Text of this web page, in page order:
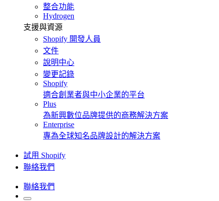
整合功能
Hydrogen
支援與資源
Shopify 開發人員
文件
說明中心
變更記錄
Shopify
適合創業者與中小企業的平台
Plus
為新興數位品牌提供的商務解決方案
Enterprise
專為全球知名品牌設計的解決方案
試用 Shopify
聯絡我們
聯絡我們